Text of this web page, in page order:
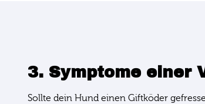
3. Symptome einer
Sollte dein Hund einen Giftköder